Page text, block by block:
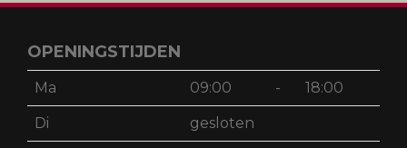
OPENINGSTIJDEN
Ma 09:00 - 18:00
Di gesloten